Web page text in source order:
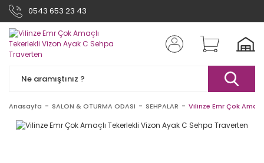
0543 653 23 43
Anasayfa SALON & OTURMA ODASI SEHPALAR Vilinze Emr Çok